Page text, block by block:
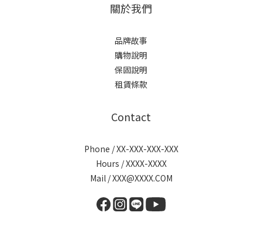
關於我們
品牌故事
購物說明
保固說明
租賃條款
Contact
Phone / XX-XXX-XXX-XXX
Hours / XXXX-XXXX
Mail / XXX@XXXX.COM